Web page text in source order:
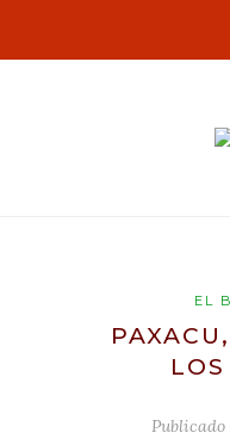
EL
Publicado